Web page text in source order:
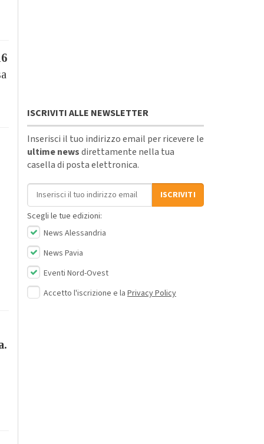
ISCRIVITI ALLE NEWSLETTER
Inserisci il tuo indirizzo email per ricevere le
ultime newsdirettamente nella tua
casella di posta elettronica.
Indirizzo email
ISCRIVITI
Scegli le tue edizioni:
News Alessandria
News Pavia
Eventi Nord-Ovest
Accetto l'iscrizione e la Privacy Policy